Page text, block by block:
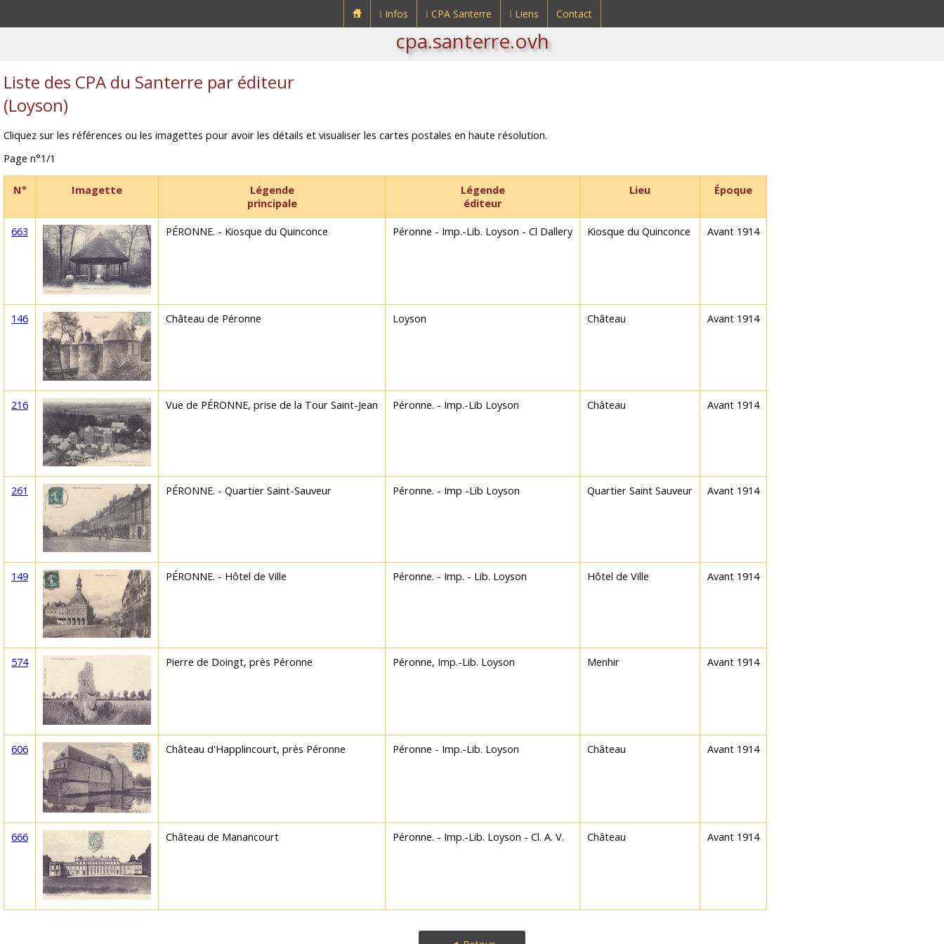
⁞ Infos ⁞ CPA Santerre ⁞ Liens Contact
cpa.santerre.ovh
Liste des CPA du Santerre par éditeur
(Loyson)
Cliquez sur les références ou les imagettes pour avoir les détails et visualiser les cartes postales en haute résolution.
Page n°1/1
N° Imagette
Légende
principale
Légende
éditeur
Lieu Époque
663 PÉRONNE. - Kiosque du Quinconce Péronne - Imp.-Lib. Loyson - Cl Dallery Kiosque du Quinconce Avant 1914
146 Château de Péronne Loyson Château Avant 1914
216 Vue de PÉRONNE, prise de la Tour Saint-Jean Péronne. - Imp.-Lib Loyson Château Avant 1914
261 PÉRONNE. - Quartier Saint-Sauveur Péronne. - Imp -Lib Loyson Quartier Saint Sauveur Avant 1914
149 PÉRONNE. - Hôtel de Ville Péronne. - Imp. - Lib. Loyson Hôtel de Ville Avant 1914
574 Pierre de Doingt, près Péronne Péronne, Imp.-Lib. Loyson Menhir Avant 1914
606 Château d'Happlincourt, près Péronne Péronne - Imp.-Lib. Loyson Château Avant 1914
666 Château de Manancourt Péronne. - Imp.-Lib. Loyson - Cl. A. V. Château Avant 1914